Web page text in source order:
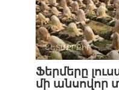
ՀԵՏԱՔՐՔԻՐ
Ֆերմերը
մի անսովոր